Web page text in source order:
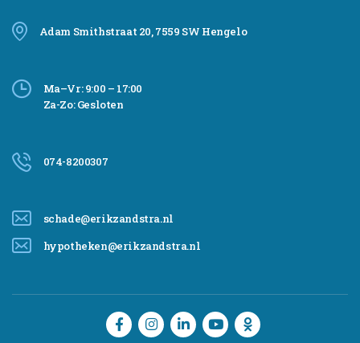
Adam Smithstraat 20, 7559 SW Hengelo
Ma–Vr: 9:00 – 17:00
Za-Zo: Gesloten
074-8200307
schade@erikzandstra.nl
hypotheken@erikzandstra.nl